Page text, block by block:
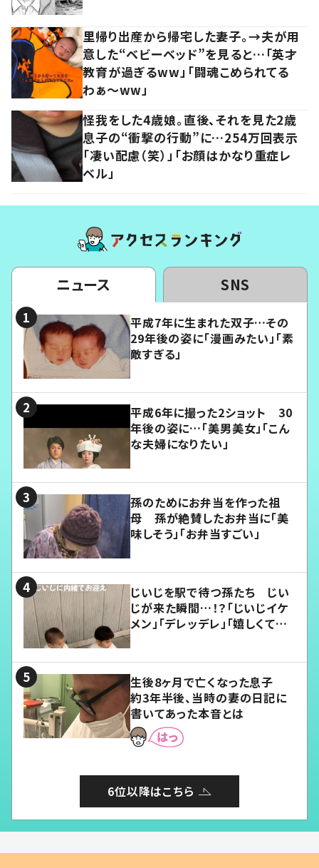
里帰り出産から帰宅した妻子。→夫が用
意した“ベビーベッド”を見ると…「英才
教育が過ぎるww」「闘魂こめられてる
わぁ～ww」
怪我をした4歳娘。直後、それを見た2歳
息子の“衝撃の行動”に…254万回表示
「凄い配慮（笑）」「お顔はかなり重症レ
ベル」
ニュース SNS
平成7年に生まれた双子…その
29年後の姿に「漫画みたい」「素
敵すぎる」
平成6年に撮った2ショット 30
年後の姿に…「美男美女」「こん
な夫婦になりたい」
孫のためにお弁当を作った祖
母 孫が絶賛したお弁当に「美
味しそう」「お弁当すごい」
じいじを駅で待つ孫たち じい
じが来た瞬間…！？「じいじイケ
メン」「デレッデレ」「嬉しくて可
生後8ヶ月で亡くなった息子
約3年半後、当時の妻の日記に
書いてあった本音とは
6位以降はこちら